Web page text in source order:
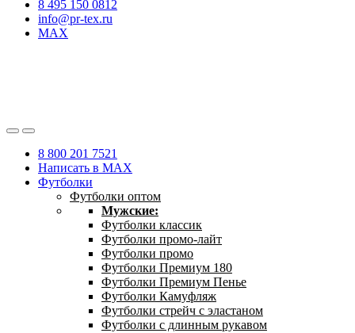
8 495 150 0812
info@pr-tex.ru
MAX
8 800 201 7521
Написать в MAX
Футболки
Футболки оптом
Мужские:
Футболки классик
Футболки промо-лайт
Футболки промо
Футболки Премиум 180
Футболки Премиум Пенье
Футболки Камуфляж
Футболки стрейч с эластаном
Футболки с длинным рукавом